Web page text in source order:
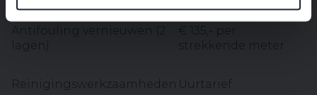
Antifouling vernieuwen (2
lagen)
€ 135,- per
strekkende meter
Reinigingswerkzaamheden Uurtarief